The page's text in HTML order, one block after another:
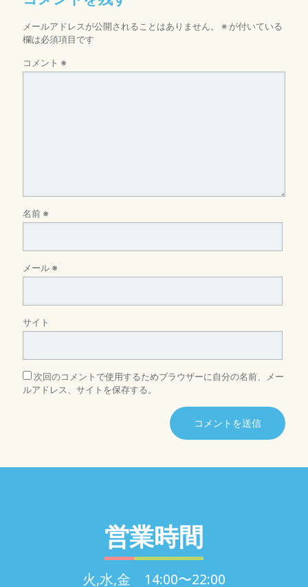
メールアドレスが公開されることはありません。 ※ が付いている
欄は必須項目です
コメント ※
名前 ※
メール ※
サイト
次回のコメントで使用するためブラウザーに自分の名前、メー
ルアドレス、サイトを保存する。
営業時間
火,水,金 14:00〜22:00